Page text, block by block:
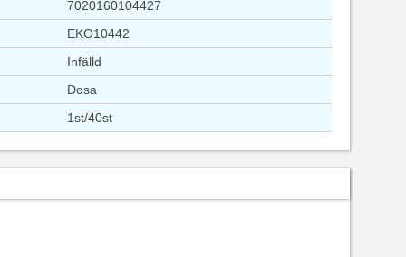
7020160104427
EKO10442
Infälld
Dosa
1st/40st